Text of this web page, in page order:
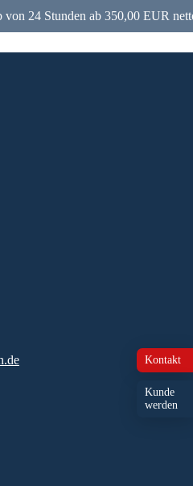
24 Stunden ab 350,00 EUR
Kontakt
Kunde
werden